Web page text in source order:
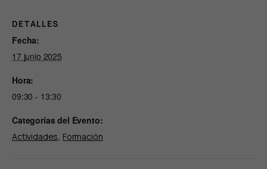
DETALLES
Fecha:
17 junio 2025
Hora:
09:30 - 13:30
Categorías del Evento:
Actividades, Formación